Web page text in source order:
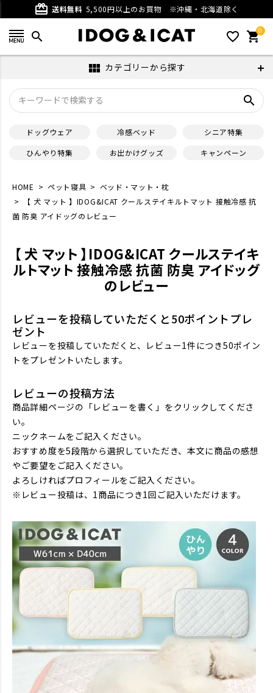
card_giftcard 送料無料 5,500円以上のお買物 ※沖縄・北海道除く
search favorite_outline 0
shopping_cart
view_module カテゴリーから探す
search
ドッグウェア 冷感ベッド
シニア特集
ひんやり特集
お出かけグッズ キャンペーン
HOME ペット寝具
ベッド・マット・枕
【 犬 マット 】IDOG&ICAT クールステイキルトマット 接触冷感 抗
菌 防臭 アイドッグのレビュー
【 犬 マット 】IDOG&ICAT クールステイキ
ルトマット 接触冷感 抗菌 防臭 アイドッグ
のレビュー
レビューを投稿していただくと50ポイントプレ
ゼント
レビューを投稿していただくと、レビュー1件につき50ポイン
トをプレゼントいたします。
レビューの投稿方法
商品詳細ページの「レビューを書く」をクリックしてくださ
い。
ニックネームをご記入ください。
おすすめ度を5段階から選択していただき、本文に商品の感想
やご要望をご記入ください。
よろしければプロフィールをご記入ください。
※レビュー投稿は、1商品につき1回ご記入いただけます。